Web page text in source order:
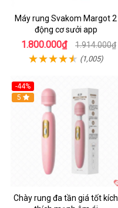
Máy rung Svakom Margot 2
động cơ sưởi app
1.800.000₫ 1.914.000₫
(1,005)
-44%
Hot
5
Chày rung đa tần giá tốt kích